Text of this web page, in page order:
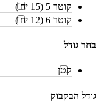
קוטר 5 (15 יח')
קוטר 6 (12 יח')
בחר גודל
קטן
גודל הבקבוק